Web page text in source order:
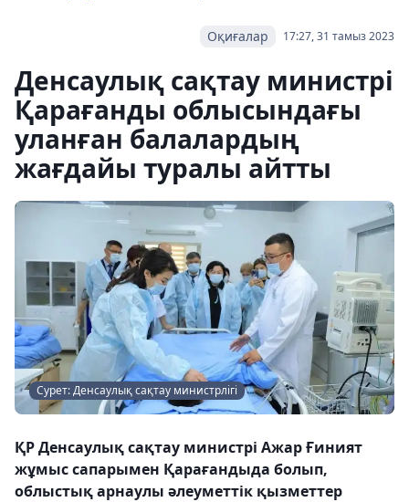
17:27, 31 тамыз 2023
Оқиғалар
Денсаулық сақтау министрі
Қарағанды ​​облысындағы
уланған балалардың
жағдайы туралы айтты
Сурет: Денсаулық сақтау министрлігі
ҚР Денсаулық сақтау министрі Ажар Ғиният
жұмыс сапарымен Қарағандыда болып,
облыстық арнаулы әлеуметтік қызметтер